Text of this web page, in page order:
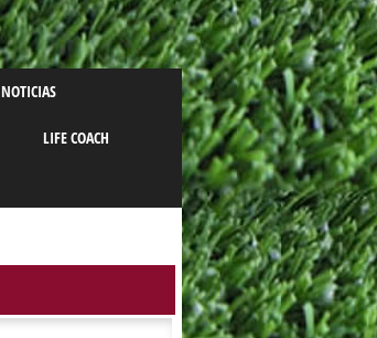
NOTICIAS
LIFE COACH